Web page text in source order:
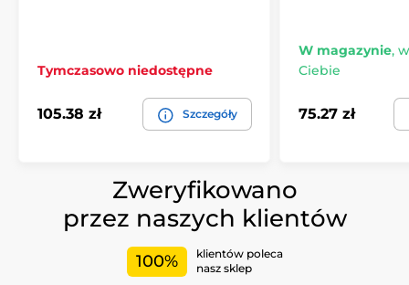
Tymczasowo niedostępne
105.38 zł Szczegóły
W magazynie,
Ciebie
75.27 zł
Zweryfikowano
przez naszych klientów
100%
klientów poleca
nasz sklep